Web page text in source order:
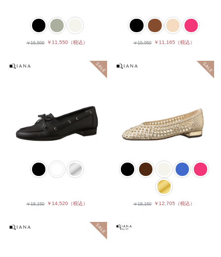
￥16,500 ￥11,550 （税込） ￥15,950 ￥11,165 （税込）
￥18,150 ￥14,520 （税込） ￥18,150 ￥12,705 （税込）